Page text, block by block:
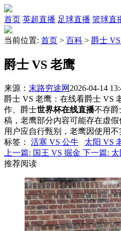
首页 英超直播 足球直播 篮球直
当前位置: 首页 > 百科 > 爵士
爵士 VS 老鹰
来源： 末路穷途网 2026-04-14
爵士 VS 老鹰：在线看爵士 VS
作、爵士世界杯在线直播不存爵
稿，老鹰部分内容可能存在虚
用户应自行甄别，老鹰因使用
标签 ： 活塞 VS 公牛 太阳 VS
上一篇: 国王 VS 掘金 下一篇:
推荐阅读